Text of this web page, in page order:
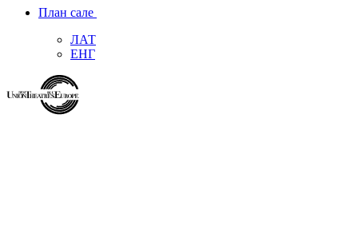
План сале
ЛАТ
ЕНГ